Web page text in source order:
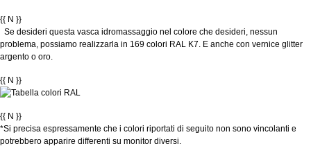
{{ N }}
Se desideri questa vasca idromassaggio nel colore che desideri, nessun
problema, possiamo realizzarla in 169 colori RAL K7. E anche con vernice glitter
argento o oro.
{{ N }}
{{ N }}
*Si precisa espressamente che i colori riportati di seguito non sono vincolanti e
potrebbero apparire differenti su monitor diversi.